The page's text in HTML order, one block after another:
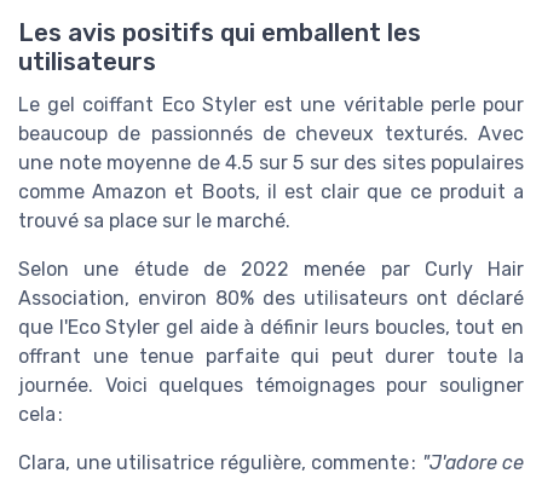
Les avis positifs qui emballent les
utilisateurs
Le gel coiffant Eco Styler est une véritable perle pour
beaucoup de passionnés de cheveux texturés. Avec
une note moyenne de 4.5 sur 5 sur des sites populaires
comme Amazon et Boots, il est clair que ce produit a
trouvé sa place sur le marché.
Selon une étude de 2022 menée par Curly Hair
Association, environ 80% des utilisateurs ont déclaré
que l'Eco Styler gel aide à définir leurs boucles, tout en
offrant une tenue parfaite qui peut durer toute la
journée. Voici quelques témoignages pour souligner
cela :
Clara, une utilisatrice régulière, commente : "J'adore ce